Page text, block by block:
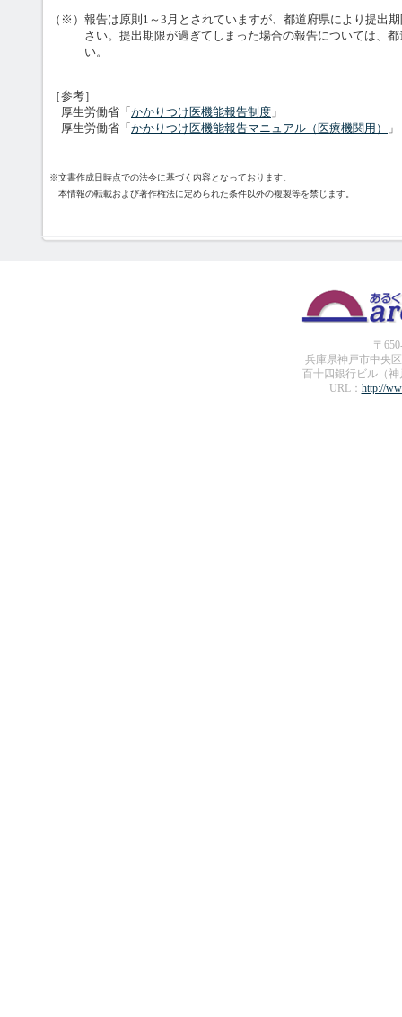
（※）報告は原則1～3月とされていますが、都道府県により提出
さい。提出期限が過ぎてしまった場合の報告については、
い。
［参考］
厚生労働省「 かかりつけ医機能報告制度 」
厚生労働省「 かかりつけ医機能報告マニュアル（医療機関用） 」
※文書作成日時点での法令に基づく内容となっております。
本情報の転載および著作権法に定められた条件以外の複製等を禁じます。
〒
兵庫県神戸市中央
百十四銀行ビル（
URL： http://